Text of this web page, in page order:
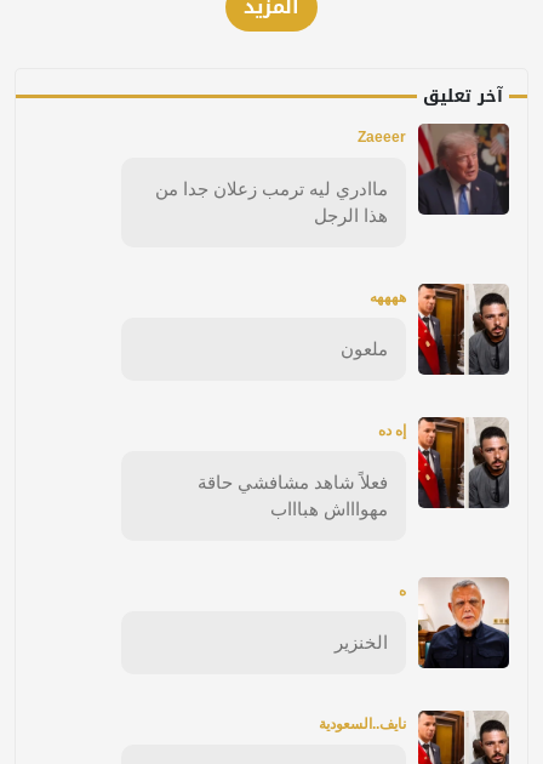
آخر تعليق
Zaeeer
ماادري ليه ترمب زعلان جدا من
هذا الرجل
ههههه
ملعون
إه ده
فعلاً شاهد مشافشي حاقة
مهواااش هباااب
ه
الخنزير
نايف..السعودية